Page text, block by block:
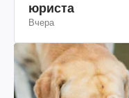
юриста
Вчера